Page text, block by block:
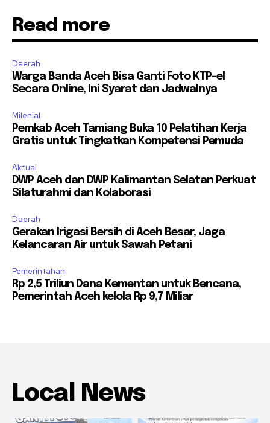
Read more
Daerah
Warga Banda Aceh Bisa Ganti Foto KTP-el
Secara Online, Ini Syarat dan Jadwalnya
Milenial
Pemkab Aceh Tamiang Buka 10 Pelatihan Kerja
Gratis untuk Tingkatkan Kompetensi Pemuda
Aktual
DWP Aceh dan DWP Kalimantan Selatan Perkuat
Silaturahmi dan Kolaborasi
Daerah
Gerakan Irigasi Bersih di Aceh Besar, Jaga
Kelancaran Air untuk Sawah Petani
Pemerintahan
Rp 2,5 Triliun Dana Kementan untuk Bencana,
Pemerintah Aceh kelola Rp 9,7 Miliar
Local News